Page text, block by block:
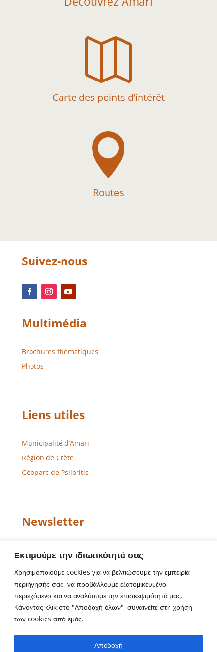
Εκτιμούμε την ιδιωτικότητά σας
Χρησιμοποιούμε cookies για να βελτιώσουμε την εμπειρία
περιήγησής σας, να προβάλλουμε εξατομικευμένο
περιεχόμενο και να αναλύουμε την επισκεψιμότητά μας.
Κάνοντας κλικ στο "Αποδοχή όλων", συναινείτε στη χρήση
των cookies από εμάς.
Αποδοχή

Carte des points d’intérêt

Routes
Suivez-nous
Multimédia
Brochures thématiques
Photos
Liens utiles
Municipalité d’Amari
Région de Crète
Géoparc de Psiloritis
Newsletter